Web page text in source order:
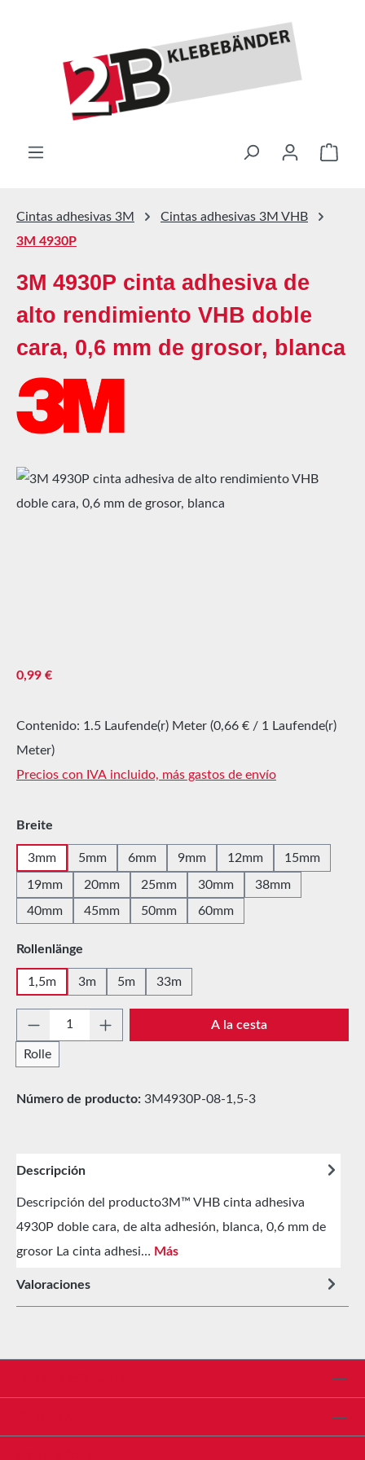
El
Cintas adhesivas 3M
Cintas adhesivas 3M VHB
3M 4930P
3M 4930P cinta adhesiva de
alto rendimiento VHB doble
cara, 0,6 mm de grosor, blanca
Omitir galería de imágenes
Precio normal:
0,99 €
Contenido: 1.5 Laufende(r) Meter (0,66 € / 1 Laufende(r)
Meter)
Precios con IVA incluido, más gastos de envío
Seleccione
Breite
3mm 5mm 6mm 9mm 12mm 15mm
19mm 20mm 25mm 30mm
38mm
40mm
45mm 50mm 60mm
Seleccione
Rollenlänge
1,5m 3m 5m 33m
Cantidad del producto: introduce la
Rolle
A la cesta
Número de producto: 3M4930P-08-1,5-3
Descripción
Descripción del producto3M™ VHB cinta adhesiva
4930P doble cara, de alta adhesión, blanca, 0,6 mm de
grosor La cinta adhesi… Más
Valoraciones